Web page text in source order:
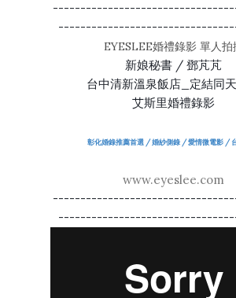
EYESLEE婚禮錄影 單人拍
新娘秘書 / 鄧芃芃
台中清新溫泉飯店_定結同
艾斯里婚禮錄影
彰化婚錄推薦首選 / 婚紗側錄 / 愛情微電影 /
www.eyeslee.com